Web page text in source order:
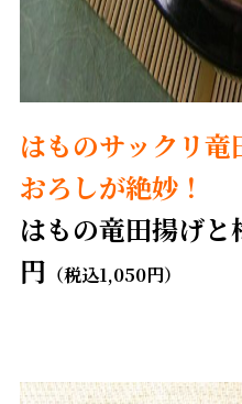
はものサックリ
おろしが絶妙！
はもの竜田揚げ
円 （税込1,050円）